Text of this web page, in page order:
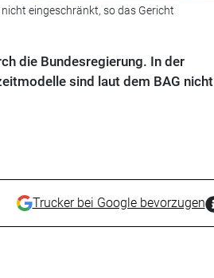
eingeschränkt, so das Gericht
die Bundesregierung. In der
sind laut dem BAG nicht
Trucker bei Google bevorzugen